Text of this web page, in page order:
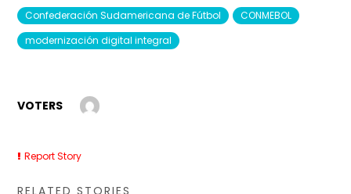
Confederación Sudamericana de Fútbol
CONMEBOL
modernización digital integral
VOTERS
Report Story